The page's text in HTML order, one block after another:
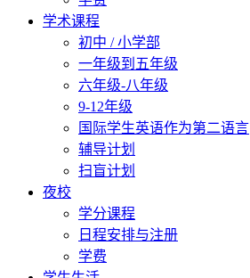
学术课程
初中 / 小学部
一年级到五年级
六年级-八年级
9-12年级
国际学生英语作为第二语言
辅导计划
扫盲计划
夜校
学分课程
日程安排与注册
学费